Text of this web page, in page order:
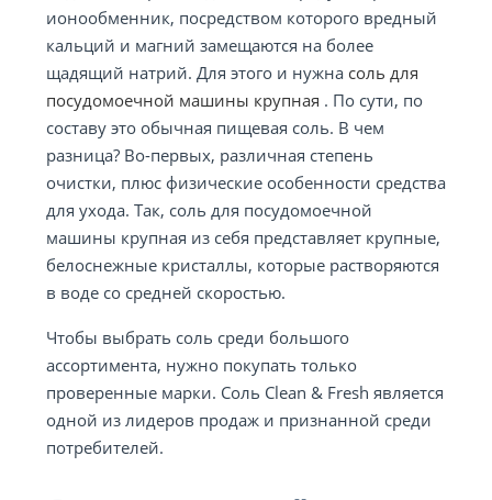
ионообменник, посредством которого вредный
кальций и магний замещаются на более
щадящий натрий. Для этого и нужна соль для
посудомоечной машины крупная . По сути, по
составу это обычная пищевая соль. В чем
разница? Во-первых, различная степень
очистки, плюс физические особенности средства
для ухода. Так, соль для посудомоечной
машины крупная из себя представляет крупные,
белоснежные кристаллы, которые растворяются
в воде со средней скоростью.
Чтобы выбрать соль среди большого
ассортимента, нужно покупать только
проверенные марки. Соль Clean & Fresh является
одной из лидеров продаж и признанной среди
потребителей.